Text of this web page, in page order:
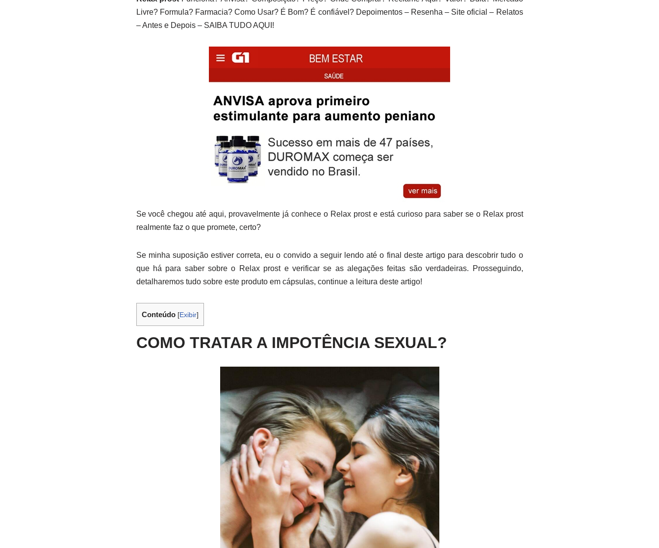
Livre? Formula? Farmacia? Como Usar? É Bom? É confiável? Depoimentos – Resenha – Site oficial – Relatos
– Antes e Depois – SAIBA TUDO AQUI!
Se você chegou até aqui, provavelmente já conhece o Relax prost e está curioso para saber se o Relax prost
realmente faz o que promete, certo?
Se minha suposição estiver correta, eu o convido a seguir lendo até o final deste artigo para descobrir tudo o
que há para saber sobre o Relax prost e verificar se as alegações feitas são verdadeiras. Prosseguindo,
detalharemos tudo sobre este produto em cápsulas, continue a leitura deste artigo!
Conteúdo [Exibir]
COMO TRATAR A IMPOTÊNCIA SEXUAL?